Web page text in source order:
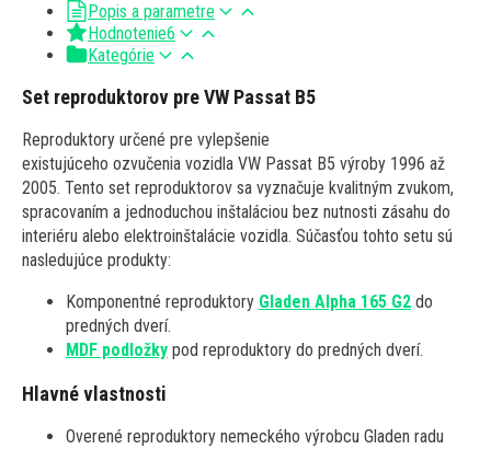
Popis a parametre
Hodnotenie6
Kategórie
Set reproduktorov pre VW Passat B5
Reproduktory určené pre vylepšenie
existujúceho ozvučenia vozidla VW Passat B5 výroby 1996 až
2005. Tento set reproduktorov sa vyznačuje kvalitným zvukom,
spracovaním a jednoduchou inštaláciou bez nutnosti zásahu do
interiéru alebo elektroinštalácie vozidla. Súčasťou tohto setu sú
nasledujúce produkty:
Komponentné reproduktory Gladen Alpha 165 G2 do
predných dverí.
MDF podložky pod reproduktory do predných dverí.
Hlavné vlastnosti
Overené reproduktory nemeckého výrobcu Gladen radu